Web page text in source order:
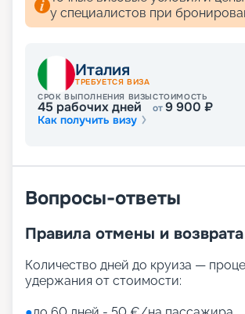
у специалистов при
Италия
ТРЕБУЕТСЯ ВИЗА
СРОК ВЫПОЛНЕНИЯ ВИЗЫ
45 рабочих дней
СТОИМОСТЬ
от9 900 ₽
Как получить визу
Вопросы-ответы
Правила отмены и возврата
Количество дней до круиза —
удержания от стоимости: